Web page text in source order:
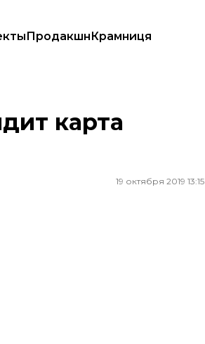
ПродакшнКрамниця
карта
19 октября 2019 13:15